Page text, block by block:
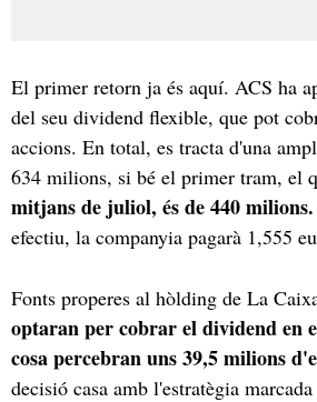
El primer retorn ja és aquí. ACS ha
del seu dividend flexible, que pot
accions. En total, es tracta d'una
634 milions, si bé el primer tram, el
mitjans de juliol, és de 440 milions.
efectiu, la companyia pagarà 1,555
Fonts properes al hòlding de La
optaran per cobrar el dividend en
cosa percebran uns 39,5 milions
decisió casa amb l'estratègia